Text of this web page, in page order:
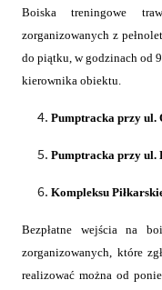
Boiska treningowe
zorganizowanych z
do piątku, w godzinach od
kierownika obiektu.
Pumptracka przy ul.
Pumptracka przy ul.
Kompleksu
Bezpłatne wejścia na
zorganizowanych, które
realizować można od